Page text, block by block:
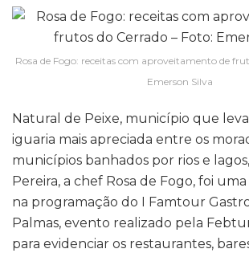
Rosa de Fogo: receitas com aproveitamento de
Emerson Silva
Natural de Peixe, município que
iguaria mais apreciada entre os
municípios banhados por rios e
Pereira, a chef Rosa de Fogo, foi
na programação do I Famtour
Palmas, evento realizado pela
para evidenciar os restaurantes,